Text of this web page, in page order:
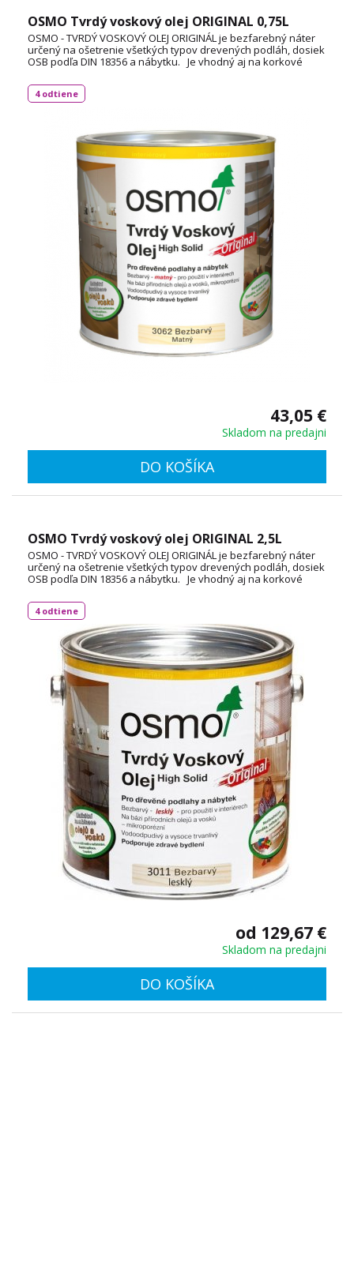
OSMO Tvrdý voskový olej ORIGINAL 0,75L
OSMO - TVRDÝ VOSKOVÝ OLEJ ORIGINÁL je bezfarebný náter
určený na ošetrenie všetkých typov drevených podláh, dosiek
OSB podľa DIN 18356 a nábytku. Je vhodný aj na korkové
dlaždice. Spotreba: 1L / 24 m² TECHNICKÝ LIST
4 odtiene
43,05 €
Skladom na predajni
DO KOŠÍKA
OSMO Tvrdý voskový olej ORIGINAL 2,5L
OSMO - TVRDÝ VOSKOVÝ OLEJ ORIGINÁL je bezfarebný náter
určený na ošetrenie všetkých typov drevených podláh, dosiek
OSB podľa DIN 18356 a nábytku. Je vhodný aj na korkové
dlaždice. Spotreba: 1L / 24 m² TECHNICKÝ LIST
4 odtiene
od 129,67 €
Skladom na predajni
DO KOŠÍKA